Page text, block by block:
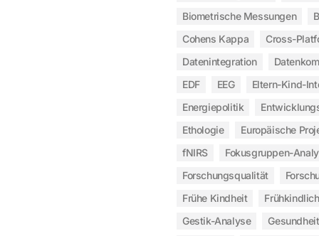
Biometrische Messungen
Cohens Kappa
Cross-
Datenintegration
EDF
EEG Eltern-Kind-
Energiepolitik
Ethologie
Europäische
fNIRS
Fokusgruppen-
Forschungsqualität
Frühe Kindheit
Gestik-Analyse